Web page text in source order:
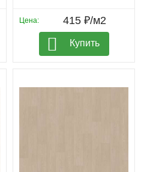
Цена: 415 ₽/м2
Купить